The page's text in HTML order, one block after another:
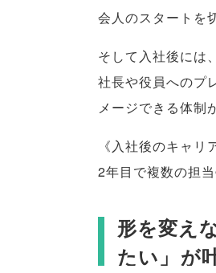
会人のスタートを
そして入社後には、
社長や役員へのプ
メージできる体制
《入社後のキャリ
2年目で複数の
形を変え
たい 」 が